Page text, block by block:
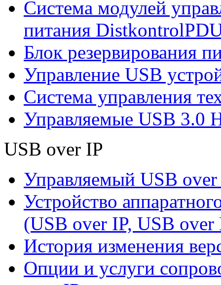
Система модулей
питания
Блок резервирования
Управление USB
Система управления
Управляемые USB 3.0
USB over IP
Управляемый USB over
Устройство
(USB over IP, USB
История изменения
Опции и услуги